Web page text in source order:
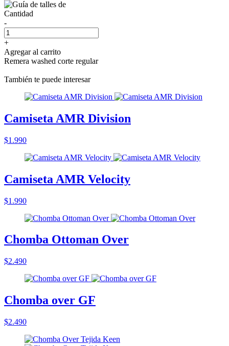
Cantidad
-
+
Agregar al carrito
Remera washed corte regular
También te puede interesar
Camiseta AMR Division
$1.990
Camiseta AMR Velocity
$1.990
Chomba Ottoman Over
$2.490
Chomba over GF
$2.490